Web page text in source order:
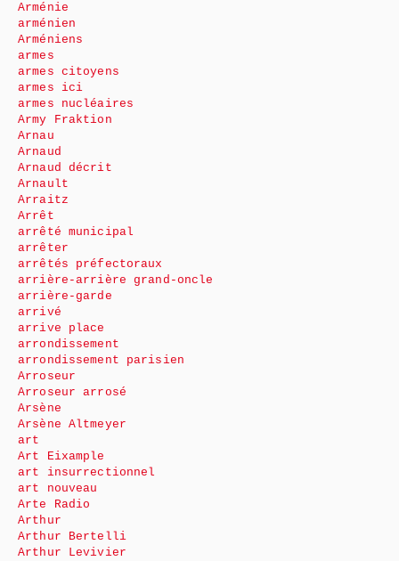
Arménie
arménien
Arméniens
armes
armes citoyens
armes ici
armes nucléaires
Army Fraktion
Arnau
Arnaud
Arnaud décrit
Arnault
Arraitz
Arrêt
arrêté municipal
arrêter
arrêtés préfectoraux
arrière-arrière grand-oncle
arrière-garde
arrivé
arrive place
arrondissement
arrondissement parisien
Arroseur
Arroseur arrosé
Arsène
Arsène Altmeyer
art
Art Eixample
art insurrectionnel
art nouveau
Arte Radio
Arthur
Arthur Bertelli
Arthur Levivier